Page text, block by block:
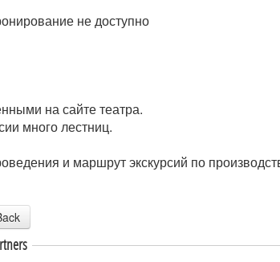
не доступно
на сайте театра.
много лестниц.
и маршрут экскурсий по